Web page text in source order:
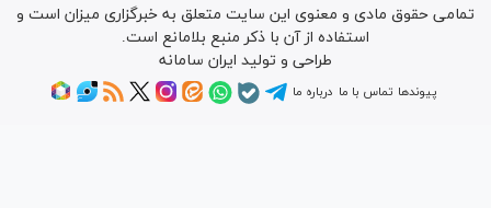
تمامی حقوق مادی و معنوی این سایت متعلق به خبرگزاری میزان است و
استفاده از آن با ذکر منبع بلامانع است.
طراحی و تولید ایران سامانه
پیوندها تماس با ما درباره ما